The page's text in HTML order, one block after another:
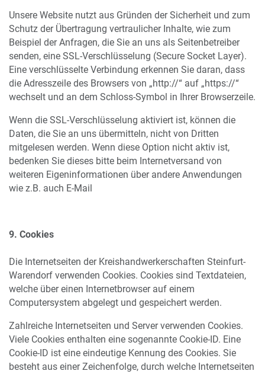
Unsere Website nutzt aus Gründen der Sicherheit und zum
Schutz der Übertragung vertraulicher Inhalte, wie zum
Beispiel der Anfragen, die Sie an uns als Seitenbetreiber
senden, eine SSL-Verschlüsselung (Secure Socket Layer).
Eine verschlüsselte Verbindung erkennen Sie daran, dass
die Adresszeile des Browsers von „http://“ auf „https://“
wechselt und an dem Schloss-Symbol in Ihrer Browserzeile.
Wenn die SSL-Verschlüsselung aktiviert ist, können die
Daten, die Sie an uns übermitteln, nicht von Dritten
mitgelesen werden. Wenn diese Option nicht aktiv ist,
bedenken Sie dieses bitte beim Internetversand von
weiteren Eigeninformationen über andere Anwendungen
wie z.B. auch E-Mail
9. Cookies
Die Internetseiten der Kreishandwerkerschaften Steinfurt-
Warendorf verwenden Cookies. Cookies sind Textdateien,
welche über einen Internetbrowser auf einem
Computersystem abgelegt und gespeichert werden.
Zahlreiche Internetseiten und Server verwenden Cookies.
Viele Cookies enthalten eine sogenannte Cookie-ID. Eine
Cookie-ID ist eine eindeutige Kennung des Cookies. Sie
besteht aus einer Zeichenfolge, durch welche Internetseiten